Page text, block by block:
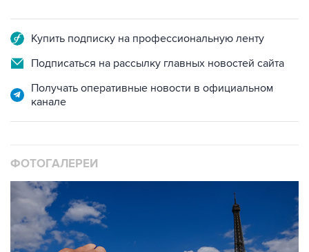
Подписаться на рассылку главных новостей сайта
Получать оперативные новости в официальном